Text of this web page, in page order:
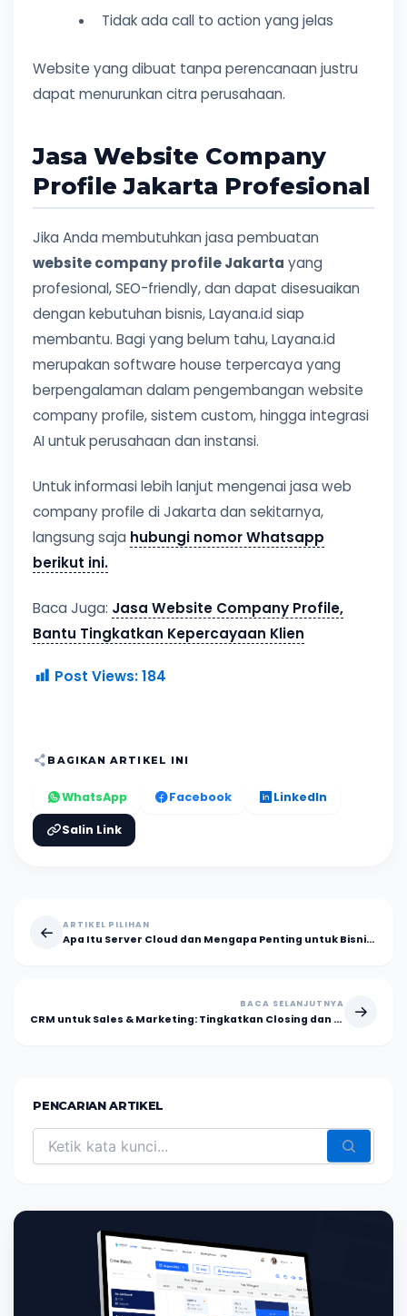
Tidak ada call to action yang jelas
Website yang dibuat tanpa perencanaan justru
dapat menurunkan citra perusahaan.
Jasa Website Company
Profile Jakarta Profesional
Jika Anda membutuhkan jasa pembuatan
website company profile Jakarta yang
profesional, SEO-friendly, dan dapat disesuaikan
dengan kebutuhan bisnis, Layana.id siap
membantu. Bagi yang belum tahu, Layana.id
merupakan software house terpercaya yang
berpengalaman dalam pengembangan website
company profile, sistem custom, hingga integrasi
AI untuk perusahaan dan instansi.
Untuk informasi lebih lanjut mengenai jasa web
company profile di Jakarta dan sekitarnya,
langsung saja hubungi nomor Whatsapp
berikut ini.
Baca Juga: Jasa Website Company Profile,
Bantu Tingkatkan Kepercayaan Klien
Post Views: 184
BAGIKAN ARTIKEL INI
WhatsApp Facebook LinkedIn
Salin Link
ARTIKEL PILIHAN
Apa Itu Server Cloud dan Mengapa Penting untuk Bisnis Modern?
BACA SELANJUTNYA
CRM untuk Sales & Marketing: Tingkatkan Closing dan Loyalitas dengan Layana.Id
PENCARIAN ARTIKEL